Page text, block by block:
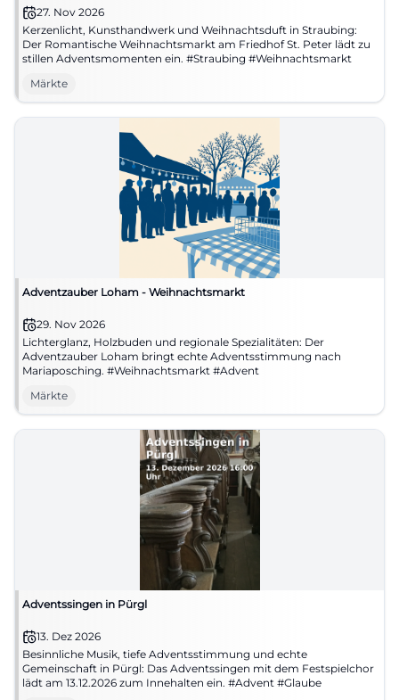
27. Nov 2026
Kerzenlicht, Kunsthandwerk und Weihnachtsduft in Straubing:
Der Romantische Weihnachtsmarkt am Friedhof St. Peter lädt zu
stillen Adventsmomenten ein. #Straubing #Weihnachtsmarkt
Märkte
Adventzauber Loham - Weihnachtsmarkt
29. Nov 2026
Lichterglanz, Holzbuden und regionale Spezialitäten: Der
Adventzauber Loham bringt echte Adventsstimmung nach
Mariaposching. #Weihnachtsmarkt #Advent
Märkte
Adventssingen in Pürgl
13. Dez 2026
Besinnliche Musik, tiefe Adventsstimmung und echte
Gemeinschaft in Pürgl: Das Adventssingen mit dem Festspielchor
lädt am 13.12.2026 zum Innehalten ein. #Advent #Glaube